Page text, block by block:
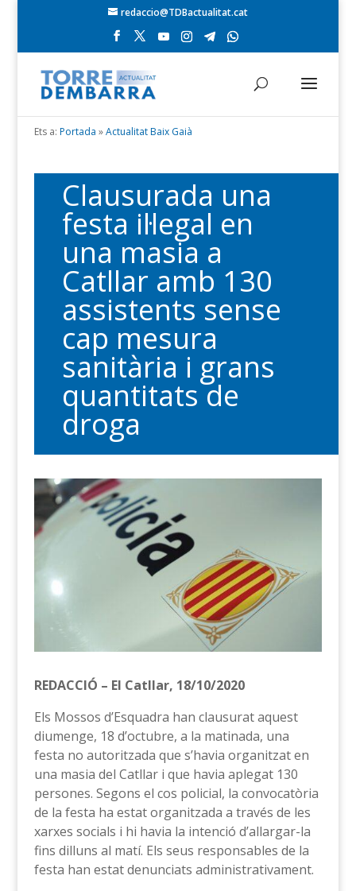
redaccio@TDBactualitat.cat
Ets a: Portada »Actualitat Baix Gaià
Clausurada una
festa il·legal en
una masia a
Catllar amb 130
assistents sense
cap mesura
sanitària i grans
quantitats de
droga
REDACCIÓ – El Catllar, 18/10/2020
Els Mossos d’Esquadra han clausurat aquest
diumenge, 18 d’octubre, a la matinada, una
festa no autoritzada que s’havia organitzat en
una masia del Catllar i que havia aplegat 130
persones. Segons el cos policial, la convocatòria
de la festa ha estat organitzada a través de les
xarxes socials i hi havia la intenció d’allargar-la
fins dilluns al matí. Els seus responsables de la
festa han estat denunciats administrativament.